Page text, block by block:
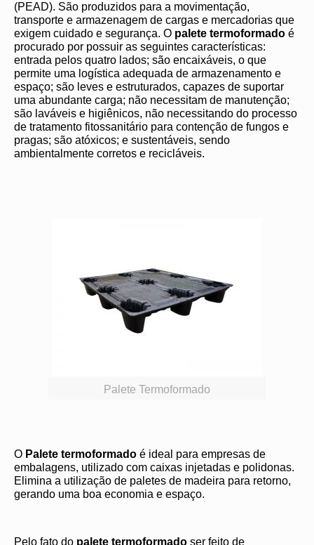
(PEAD). São produzidos para a movimentação,
transporte e armazenagem de cargas e mercadorias que
exigem cuidado e segurança. O palete termoformado é
procurado por possuir as seguintes características:
entrada pelos quatro lados; são encaixáveis, o que
permite uma logística adequada de armazenamento e
espaço; são leves e estruturados, capazes de suportar
uma abundante carga; não necessitam de manutenção;
são laváveis e higiênicos, não necessitando do processo
de tratamento fitossanitário para contenção de fungos e
pragas; são atóxicos; e sustentáveis, sendo
ambientalmente corretos e recicláveis.
Palete Termoformado
O Palete termoformado é ideal para empresas de
embalagens, utilizado com caixas injetadas e polidonas.
Elimina a utilização de paletes de madeira para retorno,
gerando uma boa economia e espaço.
Pelo fato do palete termoformado ser feito de